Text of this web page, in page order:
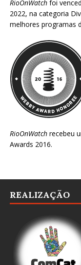
RioOnWatch foi
2022, na categoria
melhores programas
RioOnWatch recebeu
Awards 2016.
REALIZAÇÃO